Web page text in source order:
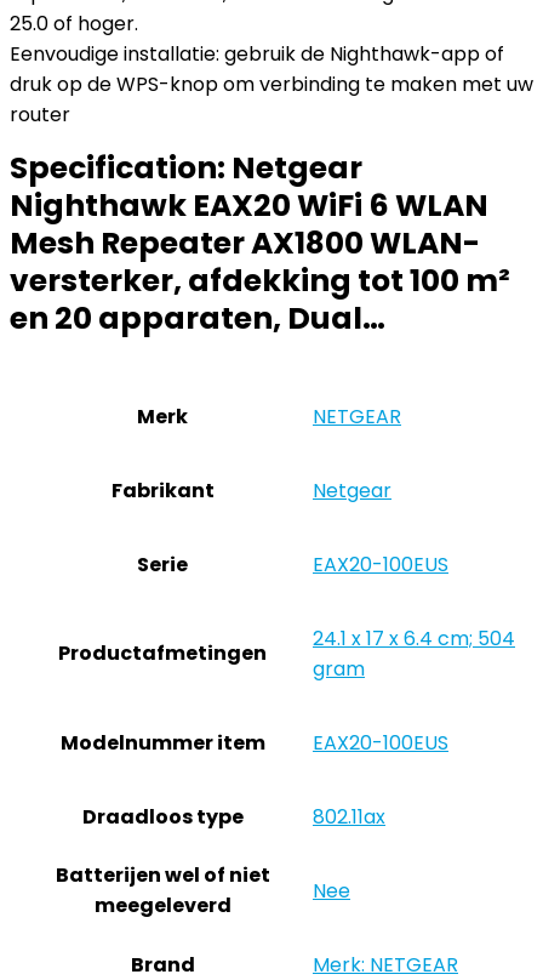
25.0 of hoger.
Eenvoudige installatie: gebruik de Nighthawk-app of
druk op de WPS-knop om verbinding te maken met uw
router
Specification: Netgear
Nighthawk EAX20 WiFi 6 WLAN
Mesh Repeater AX1800 WLAN-
versterker, afdekking tot 100 m²
en 20 apparaten, Dual…
Merk ‎NETGEAR
Fabrikant ‎Netgear
Serie ‎EAX20-100EUS
Productafmetingen
‎24.1 x 17 x 6.4 cm; 504
gram
Modelnummer item ‎EAX20-100EUS
Draadloos type ‎802.11ax
Batterijen wel of niet
meegeleverd
‎Nee
Brand Merk: NETGEAR